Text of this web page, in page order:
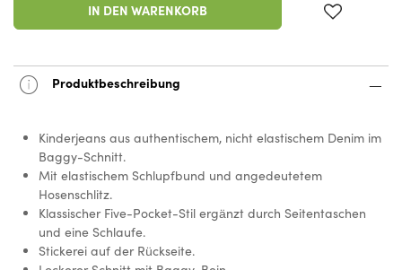
IN DEN WARENKORB
Produktbeschreibung
Kinderjeans aus authentischem, nicht elastischem Denim im
Baggy-Schnitt.
Mit elastischem Schlupfbund und angedeutetem
Hosenschlitz.
Klassischer Five-Pocket-Stil ergänzt durch Seitentaschen
und eine Schlaufe.
Stickerei auf der Rückseite.